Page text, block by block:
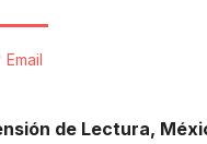
Email
de Lectura,